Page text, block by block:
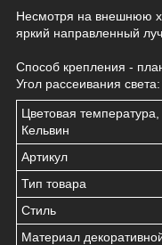
Несмотря на внешнюю
яркий направленный луч
Способ крепления -
Угол рассеивания света:
Цветовая температура,
Кельвин
Артикул
Тип товара
Стиль
Материал